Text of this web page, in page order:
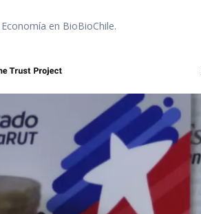
en BioBioChile.